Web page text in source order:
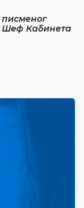
писменог
Шеф Кабинета